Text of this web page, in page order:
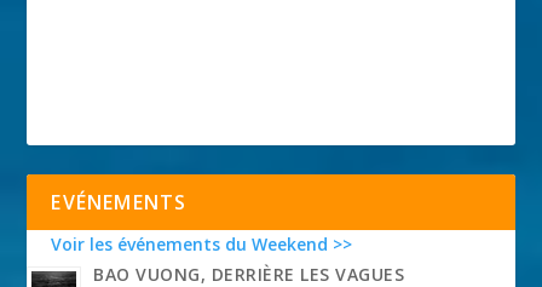
EVÉNEMENTS
Voir les événements du Weekend >>
BAO VUONG, DERRIÈRE LES VAGUES